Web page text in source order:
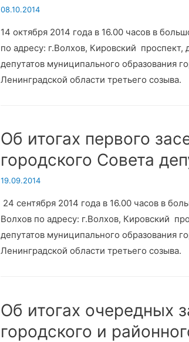
08.10.2014
14 октября 2014 года в 16.00 часов в
по адресу: г.Волхов, Кировский
депутатов муниципального образования
Ленинградской области третьего созыва.
Об итогах первого
городского Совета
19.09.2014
24 сентября 2014 года в 16.00 часов в
Волхов по адресу: г.Волхов, Кировский
депутатов муниципального образования
Ленинградской области третьего созыва.
Об итогах очередных
городского и